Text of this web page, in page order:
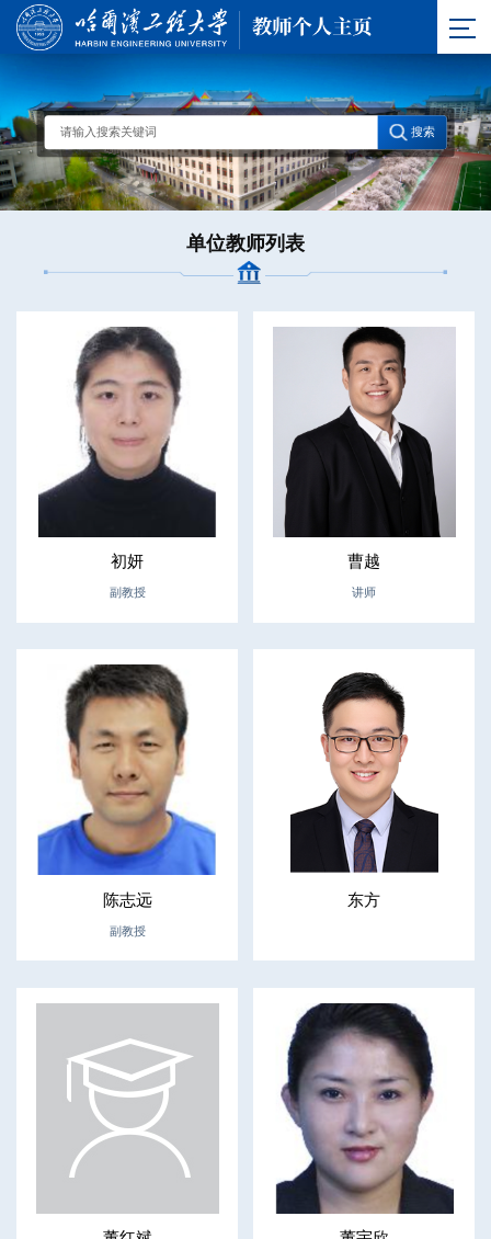
单位教师列表
初妍
副教授
曹越
讲师
陈志远
副教授
东方